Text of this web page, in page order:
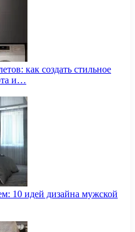
как создать стильное
и…
10 идей дизайна мужской